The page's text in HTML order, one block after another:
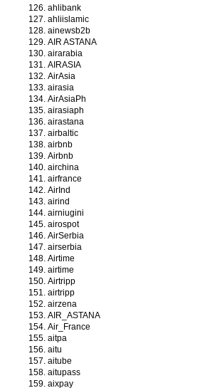
ahlibank
ahliislamic
ainewsb2b
AIR ASTANA
airarabia
AIRASIA
AirAsia
airasia
AirAsiaPh
airasiaph
airastana
airbaltic
airbnb
Airbnb
airchina
airfrance
AirInd
airind
airniugini
airospot
AirSerbia
airserbia
Airtime
airtime
Airtripp
airtripp
airzena
AIR_ASTANA
Air_France
aitpa
aitu
aitube
aitupass
aixpay